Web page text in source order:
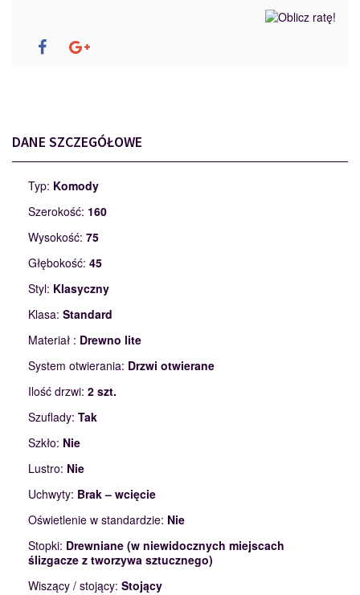
DANE SZCZEGÓŁOWE
Typ: Komody
Szerokość: 160
Wysokość: 75
Głębokość: 45
Styl: Klasyczny
Klasa: Standard
Materiał : Drewno lite
System otwierania: Drzwi otwierane
Ilość drzwi: 2 szt.
Szuflady: Tak
Szkło: Nie
Lustro: Nie
Uchwyty: Brak – wcięcie
Oświetlenie w standardzie: Nie
Stopki: Drewniane (w niewidocznych miejscach
ślizgacze z tworzywa sztucznego)
Wiszący / stojący: Stojący